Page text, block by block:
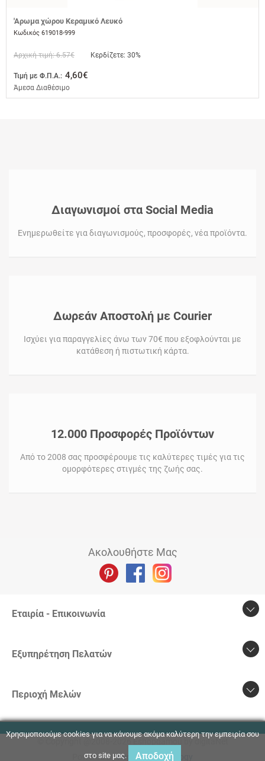
Χρησιμοποιούμε cookies για να κάνουμε ακόμα καλύτερη την εμπειρία σου
στο site μας. Αποδοχή
'Αρωμα χώρου Κεραμικό Λευκό
Κωδικός 619018-999
Αρχική τιμή: 6.57€ Κερδίζετε: 30%
Τιμή με Φ.Π.Α.: 4,60€
Άμεσα Διαθέσιμο
Διαγωνισμοί στα Social Media
Ενημερωθείτε για διαγωνισμούς, προσφορές, νέα προϊόντα.
Δωρεάν Αποστολή με Courier
Ισχύει για παραγγελίες άνω των 70€ που εξοφλούνται με
κατάθεση ή πιστωτική κάρτα.
12.000 Προσφορές Προϊόντων
Από το 2008 σας προσφέρουμε τις καλύτερες τιμές για τις
ομορφότερες στιγμές της ζωής σας.
Ακολουθήστε Μας
Εταιρία - Επικοινωνία
Εξυπηρέτηση Πελατών
Περιοχή Mελών
© Copyright @2008-2026 Eshopgamou by digitaNet
Powered byPegasus Technology